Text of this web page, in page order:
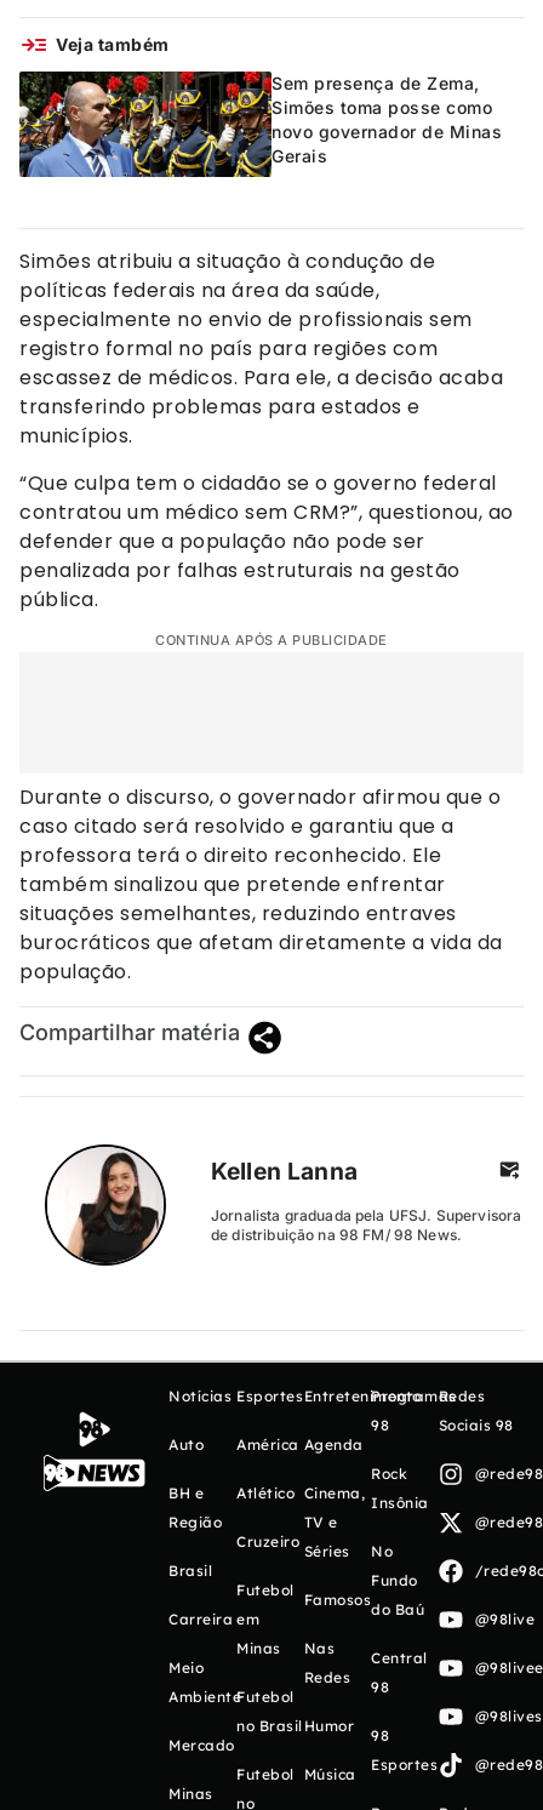
Veja também
Sem presença de Zema,
Simões toma posse como
novo governador de Minas
Gerais
Simões atribuiu a situação à condução de
políticas federais na área da saúde,
especialmente no envio de profissionais sem
registro formal no país para regiões com
escassez de médicos. Para ele, a decisão acaba
transferindo problemas para estados e
municípios.
“Que culpa tem o cidadão se o governo federal
contratou um médico sem CRM?”, questionou, ao
defender que a população não pode ser
penalizada por falhas estruturais na gestão
pública.
CONTINUA APÓS A PUBLICIDADE
Durante o discurso, o governador afirmou que o
caso citado será resolvido e garantiu que a
professora terá o direito reconhecido. Ele
também sinalizou que pretende enfrentar
situações semelhantes, reduzindo entraves
burocráticos que afetam diretamente a vida da
população.
Compartilhar matéria
Kellen Lanna
Jornalista graduada pela UFSJ. Supervisora
de distribuição na 98 FM/ 98 News.
Notícias
Auto
BH e
Região
Brasil
Carreira
Meio
Ambiente
Mercado
Minas
Esportes
América
Atlético
Cruzeiro
Futebol
em
Minas
Futebol
no Brasil
Futebol
no
Entretenimento
Agenda
Cinema,
TV e
Séries
Famosos
Nas
Redes
Humor
Música
Programas
98
Rock
Insônia
No
Fundo
do Baú
Central
98
98
Esportes
Redes
Sociais 98
/
@98live